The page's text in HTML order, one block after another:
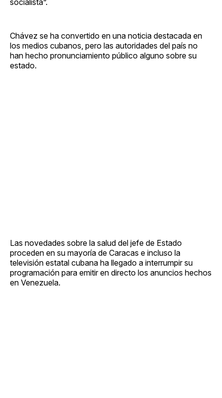
Chávez se ha convertido en una noticia destacada en
los medios cubanos, pero las autoridades del país no
han hecho pronunciamiento público alguno sobre su
estado.
Las novedades sobre la salud del jefe de Estado
proceden en su mayoría de Caracas e incluso la
televisión estatal cubana ha llegado a interrumpir su
programación para emitir en directo los anuncios hechos
en Venezuela.